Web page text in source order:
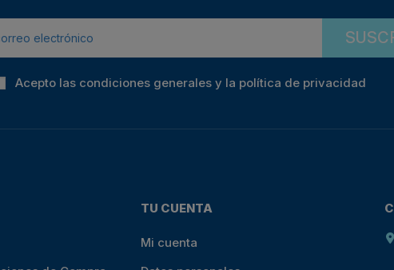
Acepto las condiciones generales y la política de privacidad
TU CUENTA
Mi cuenta